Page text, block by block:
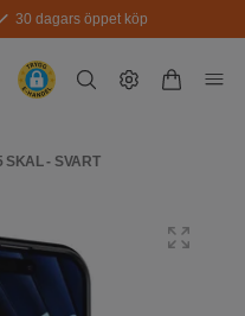
30 dagars öppet köp
SKAL - SVART